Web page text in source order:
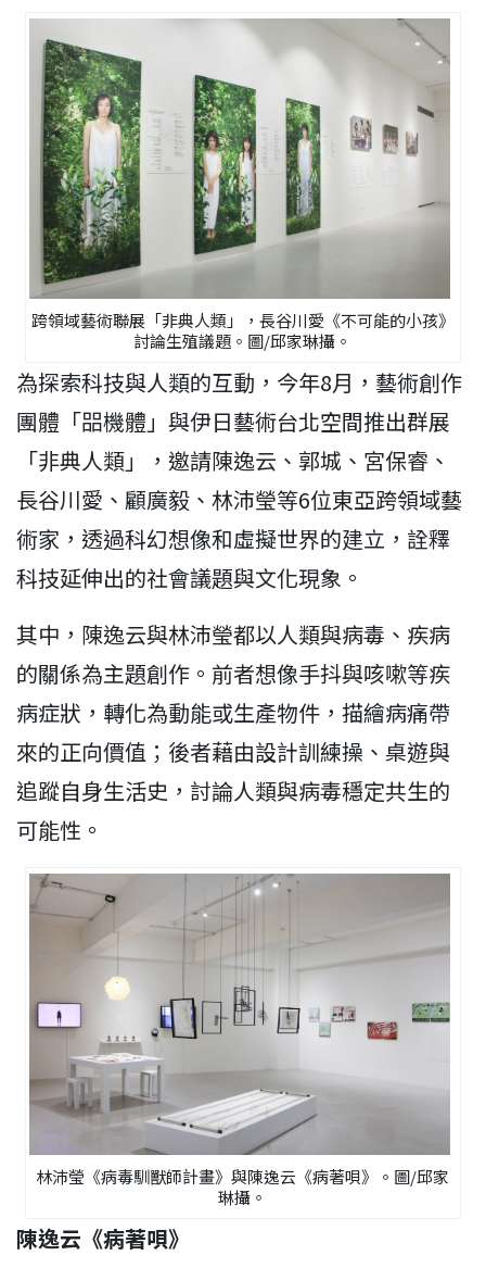
跨領域藝術聯展「非典人類」，長谷川愛《不可能的小孩》
討論生殖議題。圖/邱家琳攝。
為探索科技與人類的互動，今年8月，藝術創作
團體「㗊機體」與伊日藝術台北空間推出群展
「非典人類」，邀請陳逸云、郭城、宮保睿、
長谷川愛、顧廣毅、林沛瑩等6位東亞跨領域藝
術家，透過科幻想像和虛擬世界的建立，詮釋
科技延伸出的社會議題與文化現象。
其中，陳逸云與林沛瑩都以人類與病毒、疾病
的關係為主題創作。前者想像手抖與咳嗽等疾
病症狀，轉化為動能或生產物件，描繪病痛帶
來的正向價值；後者藉由設計訓練操、桌遊與
追蹤自身生活史，討論人類與病毒穩定共生的
可能性。
林沛瑩《病毒馴獸師計畫》與陳逸云《病著唄》。圖/邱家
琳攝。
陳逸云《病著唄》